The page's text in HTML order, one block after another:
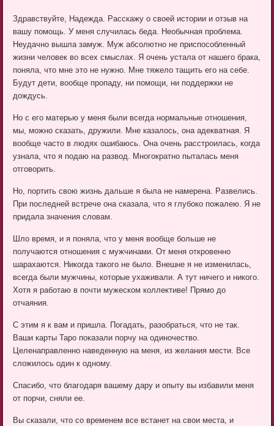
Здравствуйте, Надежда. Расскажу о своей истории и отзыв на
вашу помощь. У меня случилась беда. Необычная проблема.
Неудачно вышла замуж. Муж абсолютно не приспособленный
жизни человек во всех смыслах. Я очень устала от нашего брака,
поняла, что мне это не нужно. Мне тяжело тащить его на себе.
Будут дети, вообще пропаду, ни помощи, ни поддержки не
дождусь.
Но с его матерью у меня были всегда нормальные отношения,
мы, можно сказать, дружили. Мне казалось, она адекватная. Я
вообще часто в людях ошибаюсь. Она очень расстроилась, когда
узнала, что я подаю на развод. Многократно пыталась меня
отговорить.
Но, портить свою жизнь дальше я была не намерена. Развелись.
При последней встрече она сказала, что я глубоко пожалею. Я не
придала значения словам.
Шло время, и я поняла, что у меня вообще больше не
получаются отношения с мужчинами. От меня откровенно
шарахаются. Никогда такого не было. Внешне я не изменилась,
всегда были мужчины, которые ухаживали. А тут ничего и никого.
Хотя я работаю в почти мужеском коллективе! Прямо до
отчаяния.
С этим я к вам и пришла. Погадать, разобраться, что не так.
Ваши карты Таро показали порчу на одиночество.
Целенаправленно наведенную на меня, из желания мести. Все
сложилось один к одному.
Спасибо, что благодаря вашему дару и опыту вы избавили меня
от порчи, сняли ее.
Вы сказали, что со временем все встанет на свои места, и